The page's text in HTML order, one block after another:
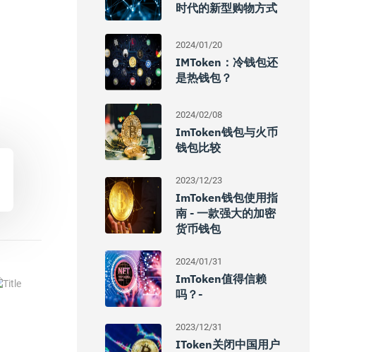
时代的新型购物方式
2024/01/20
IMToken：冷钱包还
是热钱包？
2024/02/08
ImToken钱包与火币
钱包比较
2023/12/23
ImToken钱包使用指
南 - 一款强大的加密
货币钱包
2024/01/31
ImToken值得信赖
吗？-
2023/12/31
IToken关闭中国用户